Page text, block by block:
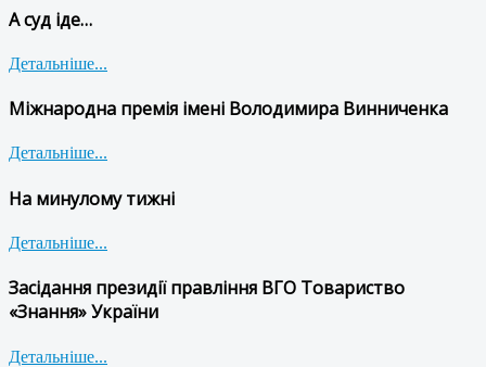
А суд іде…
Детальніше...
Міжнародна премія імені Володимира Винниченка
Детальніше...
На минулому тижні
Детальніше...
Засідання президії правління ВГО Товариство
«Знання» України
Детальніше...